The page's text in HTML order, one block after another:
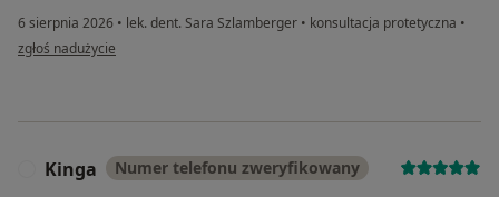
6 sierpnia 2026 • lek. dent. Sara Szlamberger • konsultacja protetyczna •
w opinii użytkownika Ola
zgłoś nadużycie
Kinga Numer telefonu zweryfikowany